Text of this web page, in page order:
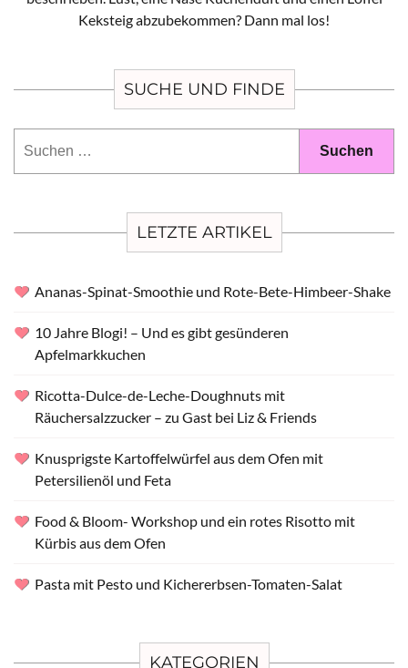
Keksteig abzubekommen? Dann mal los!
SUCHE UND FINDE
LETZTE ARTIKEL
Ananas-Spinat-Smoothie und Rote-Bete-Himbeer-Shake
10 Jahre Blogi! – Und es gibt gesünderen
Apfelmarkkuchen
Ricotta-Dulce-de-Leche-Doughnuts mit
Räuchersalzzucker – zu Gast bei Liz & Friends
Knusprigste Kartoffelwürfel aus dem Ofen mit
Petersilienöl und Feta
Food & Bloom- Workshop und ein rotes Risotto mit
Kürbis aus dem Ofen
Pasta mit Pesto und Kichererbsen-Tomaten-Salat
KATEGORIEN